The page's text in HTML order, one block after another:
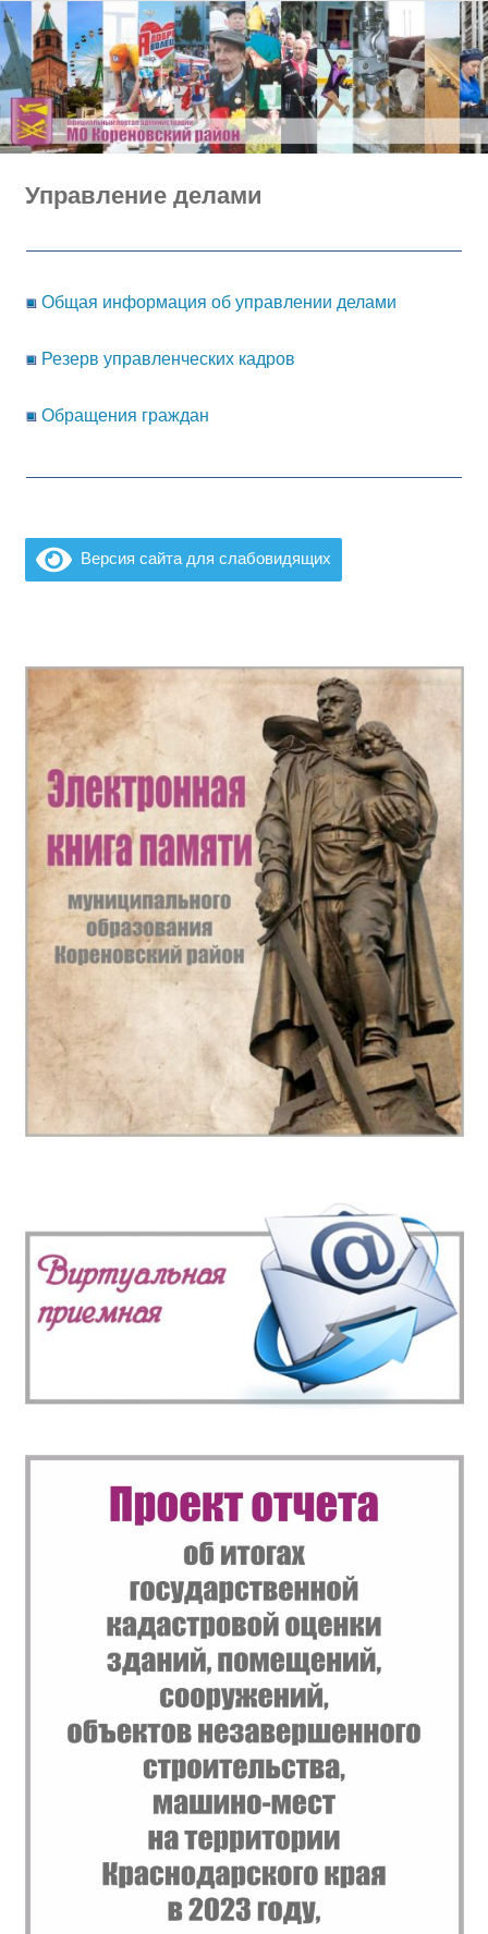
Перейти
к
содержимому
Управление делами
Общая информация об управлении делами
Резерв управленческих кадров
Обращения граждан
Версия сайта для слабовидящих